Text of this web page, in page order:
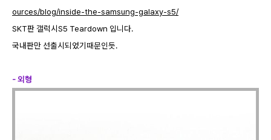
ources/blog/inside-the-samsung-galaxy-s5/
SKT판 갤럭시S5 Teardown 입니다.
국내판만 선출시되었기때문인듯.
- 외형